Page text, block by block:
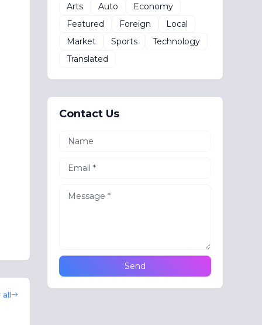
all
Arts Auto
Economy
Featured
Foreign
Local
Market
Sports
Technology
Translated
Contact Us